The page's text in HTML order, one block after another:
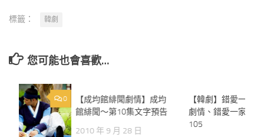
標籤： 韓劇
您可能也會喜歡…
【成均館緋聞劇情】成均
館緋聞～第10集文字預告
2010 年 9 月 28 日
【韓劇】錯愛一家
劇情、錯愛一家親
105
0